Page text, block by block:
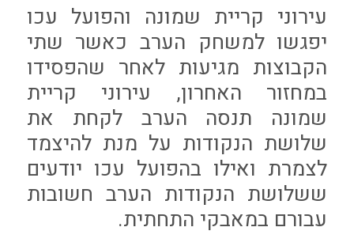
עירוני קריית שמונה והפועל עכו
יפגשו למשחק הערב כאשר שתי
הקבוצות מגיעות לאחר שהפסידו
במחזור האחרון, עירוני קריית
שמונה תנסה הערב לקחת את
שלושת הנקודות על מנת להיצמד
לצמרת ואילו בהפועל עכו יודעים
ששלושת הנקודות הערב חשובות
עבורם במאבקי התחתית.